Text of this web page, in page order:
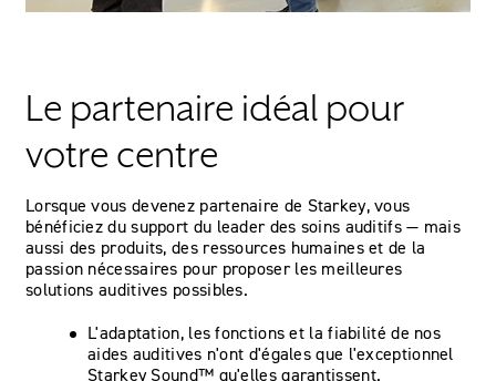
Le partenaire idéal pour
votre centre
Lorsque vous devenez partenaire de Starkey, vous
bénéficiez du support du leader des soins auditifs — mais
aussi des produits, des ressources humaines et de la
passion nécessaires pour proposer les meilleures
solutions auditives possibles.
L'adaptation, les fonctions et la fiabilité de nos
aides auditives n'ont d'égales que l'exceptionnel
Starkey Sound™ qu'elles garantissent.